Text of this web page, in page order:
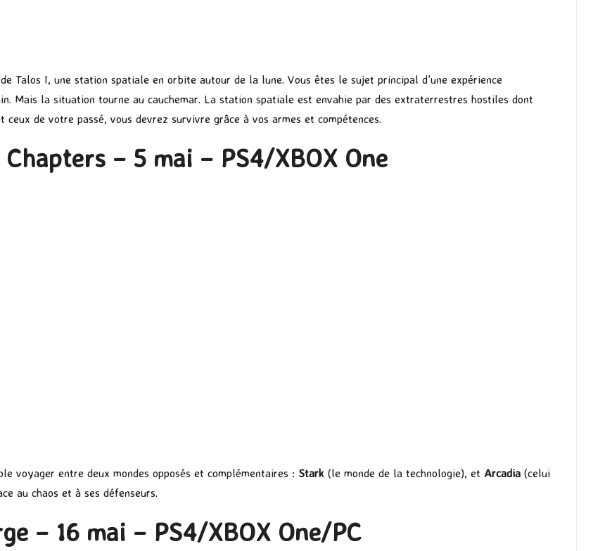
Talos I, une station spatiale en orbite autour de la lune. Vous êtes le sujet principal d’une expérience
Mais la situation tourne au cauchemar. La station spatiale est envahie par des extraterrestres hostiles dont
de votre passé, vous devrez survivre grâce à vos armes et compétences.
– 5 mai – PS4/XBOX One
voyager entre deux mondes opposés et complémentaires : Stark (le monde de la technologie), et Arcadia (celui
au chaos et à ses défenseurs.
– 16 mai – PS4/XBOX One/PC